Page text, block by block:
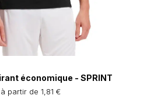
économique - SPRINT
à partir de 1,81 €